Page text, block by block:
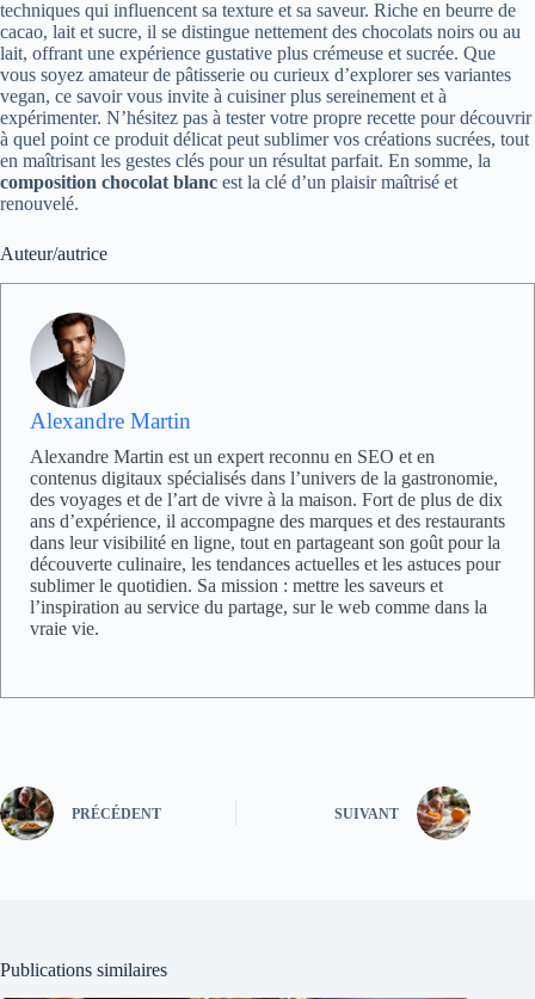
techniques qui influencent sa texture et sa saveur. Riche en beurre de
cacao, lait et sucre, il se distingue nettement des chocolats noirs ou au
lait, offrant une expérience gustative plus crémeuse et sucrée. Que
vous soyez amateur de pâtisserie ou curieux d’explorer ses variantes
vegan, ce savoir vous invite à cuisiner plus sereinement et à
expérimenter. N’hésitez pas à tester votre propre recette pour découvrir
à quel point ce produit délicat peut sublimer vos créations sucrées, tout
en maîtrisant les gestes clés pour un résultat parfait. En somme, la
composition chocolat blanc est la clé d’un plaisir maîtrisé et
renouvelé.
Auteur/autrice
Alexandre Martin
Alexandre Martin est un expert reconnu en SEO et en
contenus digitaux spécialisés dans l’univers de la gastronomie,
des voyages et de l’art de vivre à la maison. Fort de plus de dix
ans d’expérience, il accompagne des marques et des restaurants
dans leur visibilité en ligne, tout en partageant son goût pour la
découverte culinaire, les tendances actuelles et les astuces pour
sublimer le quotidien. Sa mission : mettre les saveurs et
l’inspiration au service du partage, sur le web comme dans la
vraie vie.
PRÉCÉDENT SUIVANT
Publications similaires